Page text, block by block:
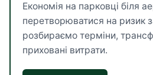
Економія на парковці біля
перетворюватися на ризик
розбираємо терміни,
приховані витрати.